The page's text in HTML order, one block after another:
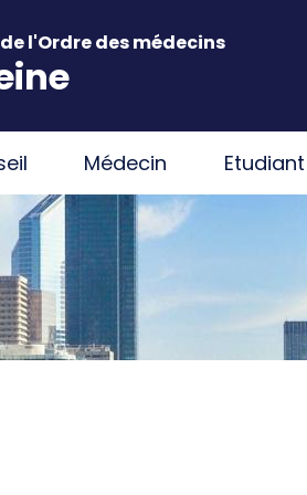
l'Ordre des médecins
Médecin Etudiant